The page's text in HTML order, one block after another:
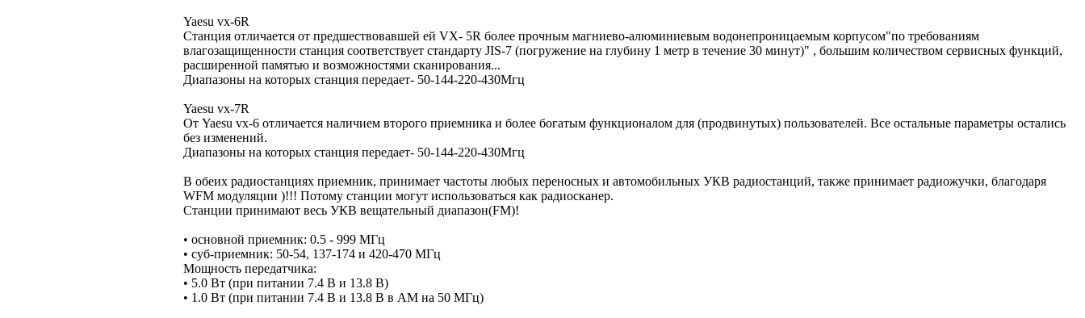
Yaesu vx-6R
Станция отличается от предшествовавшей ей VX- 5R более прочным магниево-алюминиевым водонепроницаемым корпусом"по требованиям
влагозащищенности станция соответствует стандарту JIS-7 (погружение на глубину 1 метр в течение 30 минут)" , большим количеством сервисных функций,
расширенной памятью и возможностями сканирования...
Диапазоны на которых станция передает- 50-144-220-430Мгц
Yaesu vx-7R
От Yaesu vx-6 отличается наличием второго приемника и более богатым функционалом для (продвинутых) пользователей. Все остальные параметры остались
без изменений.
Диапазоны на которых станция передает- 50-144-220-430Мгц
В обеих радиостанциях приемник, принимает частоты любых переносных и автомобильных УКВ радиостанций, также принимает радиожучки, благодаря
WFM модуляции )!!! Потому станции могут использоваться как радиосканер.
Станции принимают весь УКВ вещательный диапазон(FM)!
• основной приемник: 0.5 - 999 МГц
• суб-приемник: 50-54, 137-174 и 420-470 МГц
Мощность передатчика:
• 5.0 Вт (при питании 7.4 В и 13.8 В)
• 1.0 Вт (при питании 7.4 В и 13.8 В в АМ на 50 МГц)